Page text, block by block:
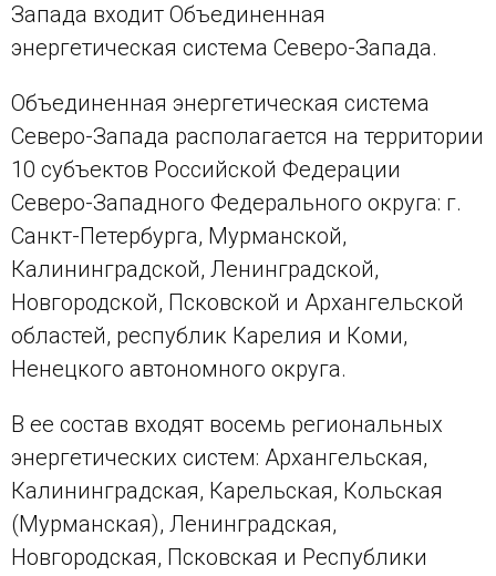
Запада входит Объединенная
энергетическая система Северо-Запада.
Объединенная энергетическая система
Северо-Запада располагается на территории
10 субъектов Российской Федерации
Северо-Западного Федерального округа: г.
Санкт-Петербурга, Мурманской,
Калининградской, Ленинградской,
Новгородской, Псковской и Архангельской
областей, республик Карелия и Коми,
Ненецкого автономного округа.
В ее состав входят восемь региональных
энергетических систем: Архангельская,
Калининградская, Карельская, Кольская
(Мурманская), Ленинградская,
Новгородская, Псковская и Республики